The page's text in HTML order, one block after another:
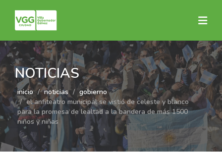
NOTICIAS
inicio noticias
gobierno
el anfiteatro municipal se vistió de celeste y blanco
para la promesa de lealtad a la bandera de más 1500
niños y niñas